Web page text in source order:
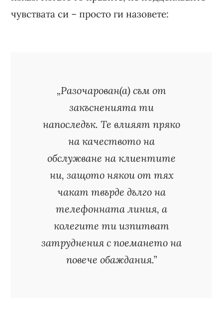
чувствата си – просто ги назовете:
„Разочарован(а) съм от
закъсненията ти
напоследък. Те влияят пряко
на качеството на
обслужване на клиентите
ни, защото някои от тях
чакат твърде дълго на
телефонната линия, а
колегите ти изпитват
затруднения с поемането на
повече обаждания.”